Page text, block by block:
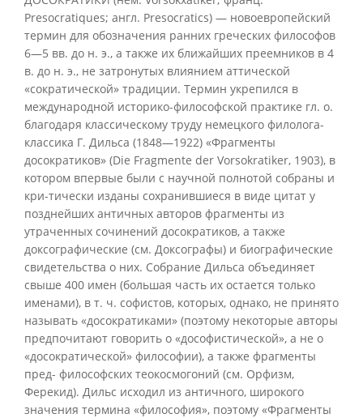
Presocratiques; англ. Presocratics) — новоевропейский
термин для обозначения ранних греческих философов
6—5 вв. до н. э., а также их ближайших преемников в 4
в. до н. э., не затронутых влиянием аттической
«сократической» традиции. Термин укрепился в
международной историко-философской практике гл. о.
благодаря классическому труду немецкого филолога-
классика Г. Дильса (1848—1922) «Фрагменты
досократиков» (Die Fragmente der Vorsokratiker, 1903), в
котором впервые были с научной полнотой собраны и
кри-тически изданы сохранившиеся в виде цитат у
позднейших античных авторов фрагменты из
утраченных сочинений досократиков, а также
доксографические (см. Доксографы) и биографические
свидетельства о них. Собрание Дильса объединяет
свыше 400 имен (большая часть их остается только
именами), в т. ч. софистов, которых, однако, не принято
называть «досократиками» (поэтому некоторые авторы
предпочитают говорить о «дософистической», а не о
«досократической» философии), а также фрагменты
пред- философских теокосмогоний (см. Орфизм,
Ферекид). Дильс исходил из античного, широкого
значения термина «философия», поэтому «Фрагменты